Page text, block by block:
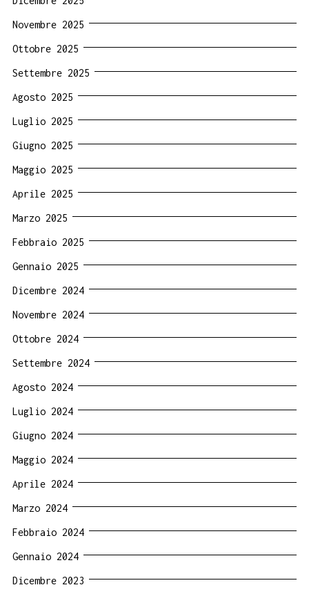
Novembre 2025
Ottobre 2025
Settembre 2025
Agosto 2025
Luglio 2025
Giugno 2025
Maggio 2025
Aprile 2025
Marzo 2025
Febbraio 2025
Gennaio 2025
Dicembre 2024
Novembre 2024
Ottobre 2024
Settembre 2024
Agosto 2024
Luglio 2024
Giugno 2024
Maggio 2024
Aprile 2024
Marzo 2024
Febbraio 2024
Gennaio 2024
Dicembre 2023